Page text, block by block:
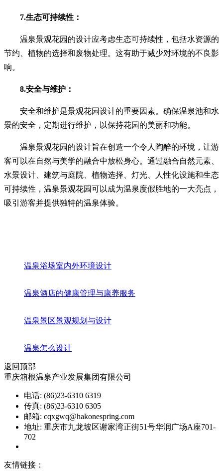
7.生态可持续性：
温泉景观花园的设计应考虑生态可持续性，包括水资源的
节约、植物的选择和废物处理。这有助于减少对环境的不良影
响。
8.安全与维护：
安全和维护是景观花园设计的重要因素。确保温泉池和水
景的安全，定期进行维护，以保持花园的美丽和功能。
温泉景观花园的设计旨在创造一个令人陶醉的环境，让游
客可以在自然与美学的融合中放松身心。通过融合自然元素、
水景设计、建筑与庭院、植物选择、灯光、人性化设施和生态
可持续性，温泉景观花园可以成为温泉度假胜地的一大亮点，
吸引游客并提供独特的温泉体验。
温泉浴场室内外环境设计
温泉酒店的健康管理与康养服务
温泉景区景观规划与设计
温泉怎么设计
返回顶部
重庆箱根温泉产业发展集团有限公司
电话: (86)23-6310 6319
传真: (86)23-6310 6305
邮箱: cqxgwq@hakonespring.com
地址: 重庆市九龙坡区谢家湾正街51号华润广场A座701-
702
友情链接：